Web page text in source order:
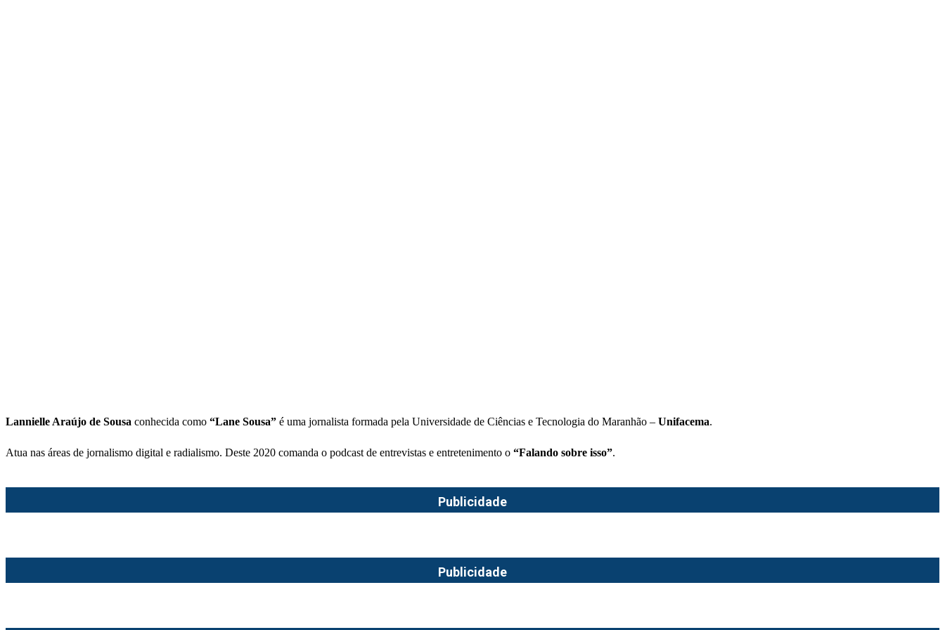
Lannielle Araújo de Sousa conhecida como “Lane Sousa” é uma jornalista formada pela Universidade de Ciências e Tecnologia do Maranhão – Unifacema.
Atua nas áreas de jornalismo digital e radialismo. Deste 2020 comanda o podcast de entrevistas e entretenimento o “Falando sobre isso”.
Publicidade
Publicidade